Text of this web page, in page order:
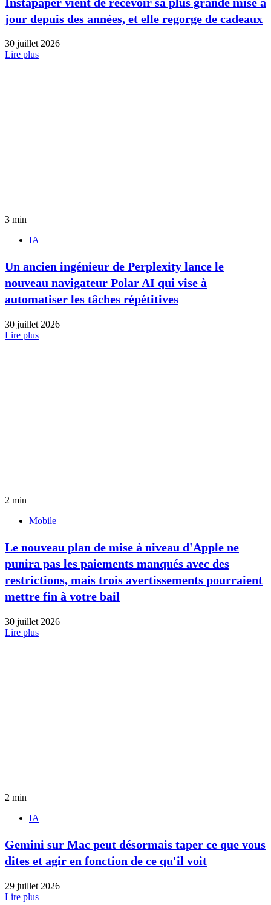
jour depuis des années, et elle regorge de cadeaux
30 juillet 2026
Lire plus
3 min
IA
Un ancien ingénieur de Perplexity lance le
nouveau navigateur Polar AI qui vise à
automatiser les tâches répétitives
30 juillet 2026
Lire plus
2 min
Mobile
Le nouveau plan de mise à niveau d'Apple ne
punira pas les paiements manqués avec des
restrictions, mais trois avertissements pourraient
mettre fin à votre bail
30 juillet 2026
Lire plus
2 min
IA
Gemini sur Mac peut désormais taper ce que vous
dites et agir en fonction de ce qu'il voit
29 juillet 2026
Lire plus